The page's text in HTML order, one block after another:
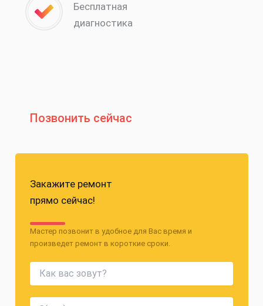
Бесплатная
диагностика
Позвонить сейчас
Закажите ремонт
прямо сейчас!
Мастер позвонит в удобное для Вас время и
произведет ремонт в короткие сроки.